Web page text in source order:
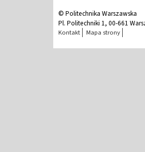
© Politechnika Warszawska
Pl. Politechniki 1, 00-661
Kontakt Mapa strony